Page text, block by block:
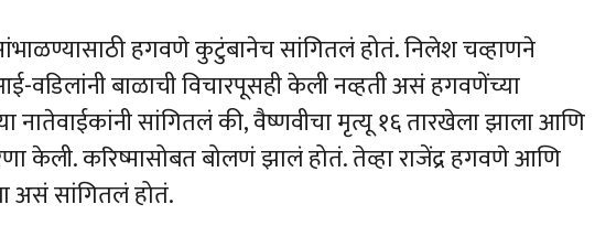
हगवणे कुटुंबानेच सांगितलं होतं. निलेश चव्हाणने
वडिलांनी बाळाची विचारपूसही केली नव्हती असं हगवणेंच्या
नातेवाईकांनी सांगितलं की, वैष्णवीचा मृत्यू १६ तारखेला झाला आणि
केली. करिष्मासोबत बोलणं झालं होतं. तेव्हा राजेंद्र हगवणे आणि
असं सांगितलं होतं.